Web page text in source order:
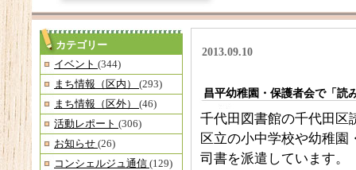
カテゴリー
イベント (344)
まち情報（区内） (293)
まち情報（区外） (46)
活動レポート (306)
お知らせ (26)
コンシェルジュ通信 (129)
2013.09.10
昌平幼稚園・保護者会で「読
千代田図書館の千代田区
区立の小中学校や幼稚園
司書を派遣しています。